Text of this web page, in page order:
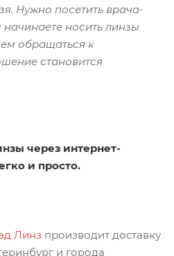
Нужно посетить врача-
носить линзы
обращаться к
становится
через интернет-
и просто.
Линз производит доставку
и города